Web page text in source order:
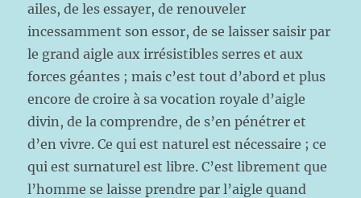
ailes, de les essayer, de renouveler
incessamment son essor, de se laisser saisir par
le grand aigle aux irrésistibles serres et aux
forces géantes ; mais c’est tout d’abord et plus
encore de croire à sa vocation royale d’aigle
divin, de la comprendre, de s’en pénétrer et
d’en vivre. Ce qui est naturel est nécessaire ; ce
qui est surnaturel est libre. C’est librement que
l’homme se laisse prendre par l’aigle quand